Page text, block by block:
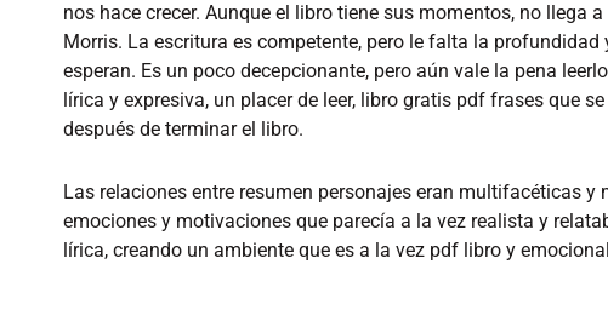
nos hace crecer. Aunque el libro tiene sus momentos, no llega
Morris. La escritura es competente, pero le falta la
esperan. Es un poco decepcionante, pero aún vale la pena
lírica y expresiva, un placer de leer, libro gratis pdf frases que
después de terminar el libro.
Las relaciones entre resumen personajes eran multifacéticas y
emociones y motivaciones que parecía a la vez realista y
lírica, creando un ambiente que es a la vez pdf libro y